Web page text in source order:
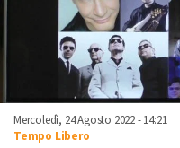
Mercoledì, 24 Agosto 2022 - 14:21
Tempo Libero